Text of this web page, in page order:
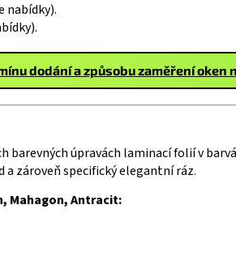
nabídky).
dodání a způsobu zaměření oken
úpravách laminací folií v
a zároveň specifický elegantní ráz.
Mahagon, Antracit: